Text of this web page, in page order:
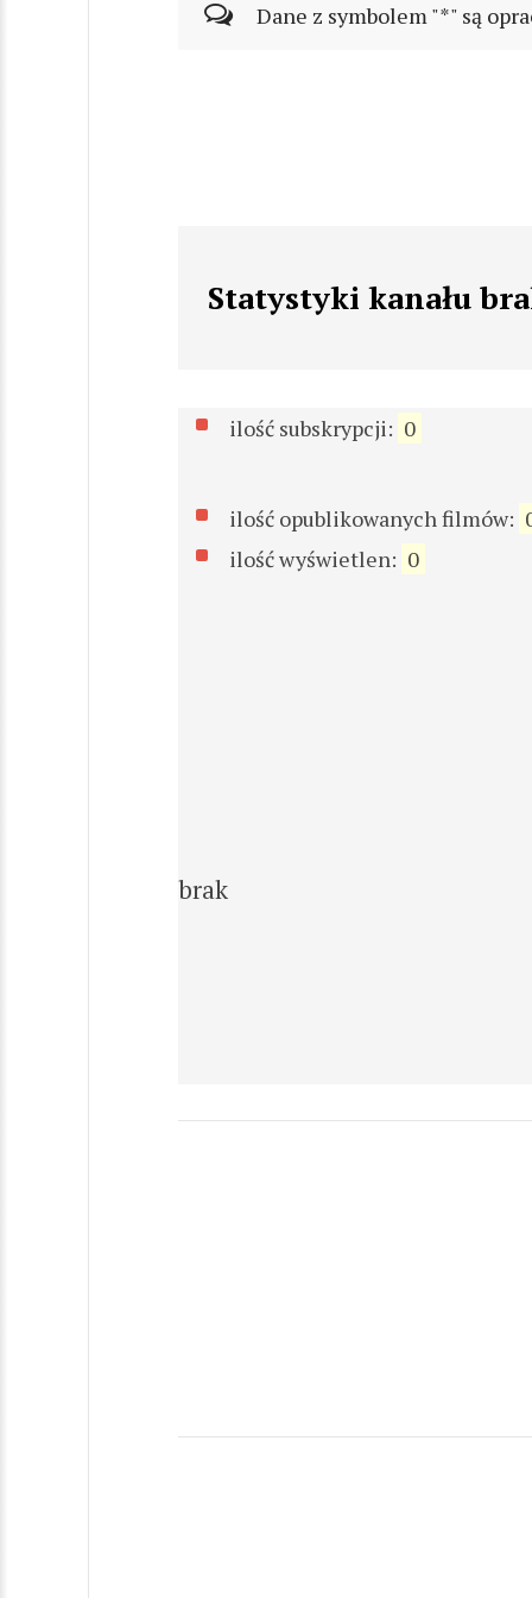
Dane z symbolem "*" są
Statystyki kanału
ilość subskrypcji: 0
ilość opublikowanych filmów:
ilość wyświetlen: 0
brak